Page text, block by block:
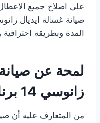
على اصلاح جميع
المدة وبطريقة
لمحة عن
زانوسي 14 برنامج